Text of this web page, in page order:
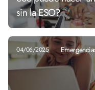
sin la ESO?
04/06/2025